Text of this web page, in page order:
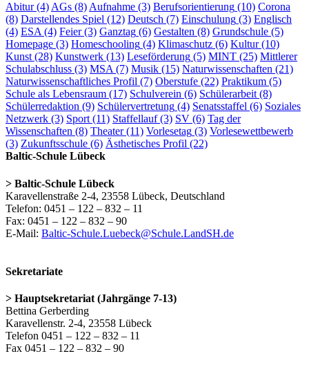
Abitur(4)AGs (8)Aufnahme (3) Berufsorientierung (10) Corona
(8) Darstellendes Spiel (12) Deutsch (7) Einschulung (3) Englisch
(4) ESA(4) Feier(3) Ganztag (6) Gestalten (8) Grundschule (5)
Homepage (3) Homeschooling (4) Klimaschutz (6) Kultur(10)
Kunst(28) Kunstwerk (13) Leseförderung (5) MINT (25) Mittlerer
Schulabschluss (3) MSA(7) Musik (15) Naturwissenschaften (21)
Naturwissenschaftliches Profil (7) Oberstufe (22) Praktikum (5)
Schule als Lebensraum (17) Schulverein (6) Schülerarbeit(8)
Schülerredaktion (9) Schülervertretung (4) Senatsstaffel (6) Soziales
Netzwerk (3) Sport(11) Staffellauf(3) SV (6) Tag der
Wissenschaften (8) Theater(11) Vorlesetag (3) Vorlesewettbewerb
(3) Zukunftsschule (6) Ästhetisches Profil (22)
Baltic-Schule Lübeck
> Baltic-Schule Lübeck
Karavellenstraße 2-4, 23558 Lübeck, Deutschland
Telefon: 0451 – 122 – 832 – 11
Fax: 0451 – 122 – 832 – 90
E-Mail: Baltic-Schule.Luebeck@Schule.LandSH.de
Sekretariate
> Hauptsekretariat (Jahrgänge 7-13)
Bettina Gerberding
Karavellenstr. 2-4, 23558 Lübeck
Telefon 0451 – 122 – 832 – 11
Fax 0451 – 122 – 832 – 90